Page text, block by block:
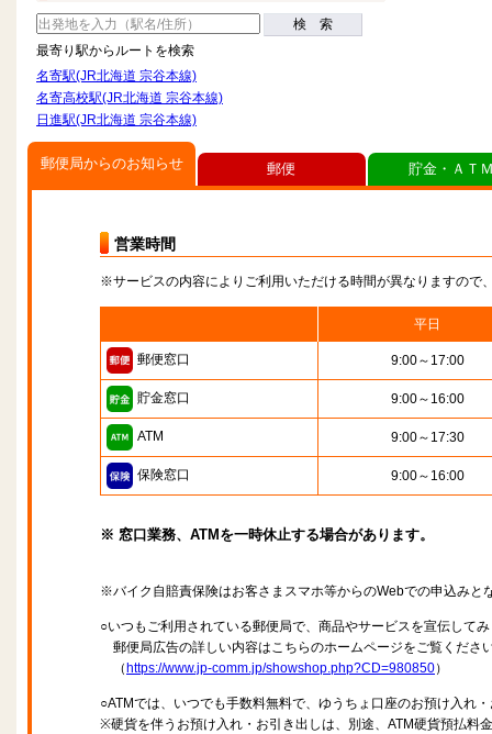
検 索
最寄り駅からルートを検索
名寄駅(JR北海道 宗谷本線)
名寄高校駅(JR北海道 宗谷本線)
日進駅(JR北海道 宗谷本線)
郵便局からのお知らせ
営業時間
※サービスの内容によりご利用いただける時間が異なりますので
平日
郵便窓口 9:00～17:00
貯金窓口 9:00～16:00
ATM 9:00～17:30
保険窓口 9:00～16:00
※ 窓口業務、ATMを一時休止する場合があります。
※バイク自賠責保険はお客さまスマホ等からのWebでの申込みと
○いつもご利用されている郵便局で、商品やサービスを宣伝して
郵便局広告の詳しい内容はこちらのホームページをご覧くださ
（ https://www.jp-comm.jp/showshop.php?CD=980850）
○ATMでは、いつでも手数料無料で、ゆうちょ口座のお預け入れ
※硬貨を伴うお預け入れ・お引き出しは、別途、ATM硬貨預払料
郵便 貯金・ＡＴ